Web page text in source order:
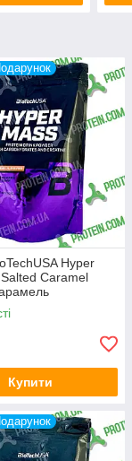
Hyper
Salted Caramel
Купити